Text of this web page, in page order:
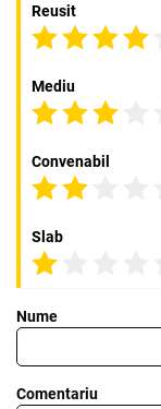
Reusit
Mediu
Convenabil
Slab
Nume
Comentariu